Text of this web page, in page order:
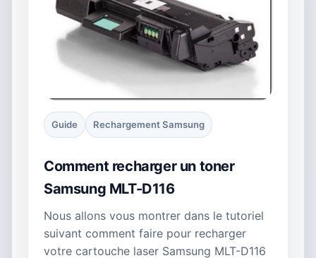
Guide Rechargement Samsung
Comment recharger un toner
Samsung MLT-D116
Nous allons vous montrer dans le tutoriel
suivant comment faire pour recharger
votre cartouche laser Samsung MLT-D116